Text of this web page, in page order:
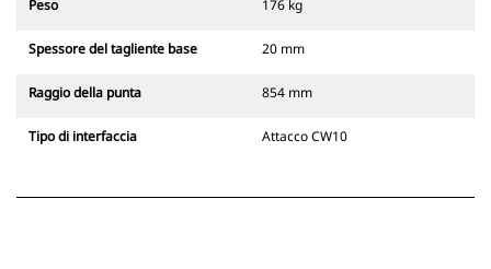
Peso 176 kg
Spessore del tagliente base 20 mm
Raggio della punta 854 mm
Tipo di interfaccia Attacco CW10